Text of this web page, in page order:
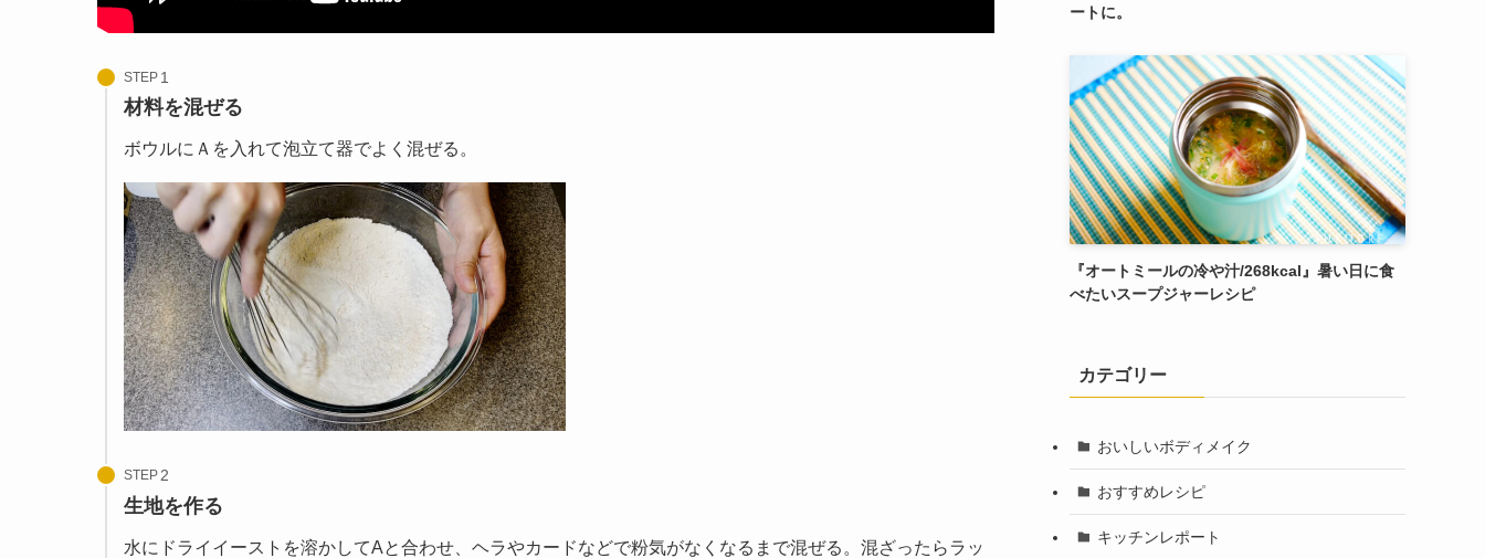
STEP
材料を混ぜる
ボウルにＡを入れて泡立て器でよく混ぜる。
STEP
生地を作る
水にドライイーストを溶かしてAと合わせ、ヘラやカードなどで粉気がなくなるまで混ぜる。混ざったらラッ
ートに。
『オートミールの冷や汁/268kcal』暑い日に食
べたいスープジャーレシピ
カテゴリー
おいしいボディメイク
おすすめレシピ
キッチンレポート